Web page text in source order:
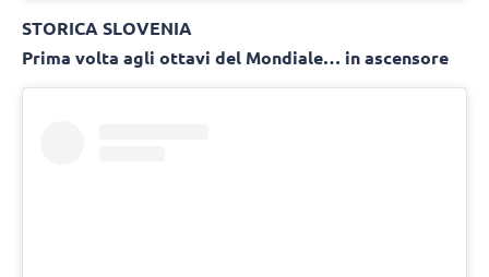
STORICA SLOVENIA
Prima volta agli ottavi del Mondiale… in ascensore